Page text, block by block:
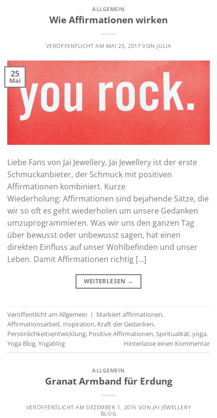
ALLGEMEIN
Wie Affirmationen wirken
VERÖFFENTLICHT AM MAI 25, 2017 VON JULIA
25
Mai
Liebe Fans von Jai Jewellery, Jai Jewellery ist der erste
Schmuckanbieter, der Schmuck mit positiven
Affirmationen kombiniert. Kurze
Wiederholung: Affirmationen sind bejahende Sätze, die
wir so oft es geht wiederholen um unsere Gedanken
umzuprogrammieren. Was wir uns den ganzen Tag
über bewusst oder unbewusst sagen, hat einen
direkten Einfluss auf unser Wohlbefinden und unser
Leben. Damit Affirmationen richtig […]
WEITERLESEN →
Veröffentlicht am Allgemein | Markiertaffirmationen,
Affirmationsarbeit, Inspiration, Kraft der Gedanken,
Persönlichkeitsentwicklung, Positive Affirmationen,Spiritualität,yoga,
Yoga Blog,Yogablog Hinterlasse einen Kommentar
ALLGEMEIN
Granat Armband für Erdung
VERÖFFENTLICHT AM DEZEMBER 1, 2016 VON JAI JEWELLERY
BLOG